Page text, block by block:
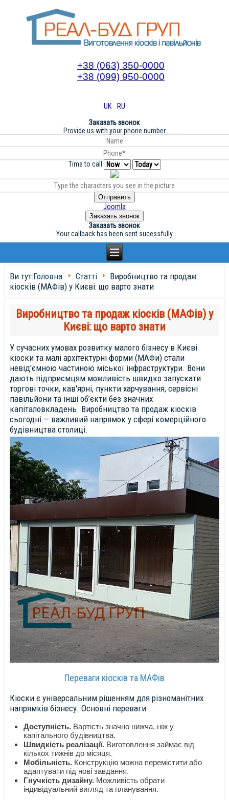
+38 (063) 350-0000
+38 (099) 950-0000
UK
RU
Заказать звонок
Provide us with your phone number
Time to call
Отправить
Joomla
Заказать звонок
Заказать звонок
Your callback has been sent sucessfully
Ви тут:Головна Статті
Виробництво та продаж
кіосків (МАФів) у Києві: що варто знати
Виробництво та продаж кіосків (МАФів) у
Києві: що варто знати
У сучасних умовах розвитку малого бізнесу в Києві
кіоски та малі архітектурні форми (МАФи) стали
невід'ємною частиною міської інфраструктури. Вони
дають підприємцям можливість швидко запускати
торгові точки, кав'ярні, пункти харчування, сервісні
павільйони та інші об’єкти без значних
капіталовкладень. Виробництво та продаж кіосків
сьогодні — важливий напрямок у сфері комерційного
будівництва столиці.
Переваги кіосків та МАФів
Кіоски є універсальним рішенням для різноманітних
напрямків бізнесу. Основні переваги:
Доступність. Вартість значно нижча, ніж у
капітального будівництва.
Швидкість реалізації. Виготовлення займає від
кількох тижнів до місяця.
Мобільність. Конструкцію можна перемістити або
адаптувати під нові завдання.
Гнучкість дизайну. Можливість обрати
індивідуальний вигляд та планування.